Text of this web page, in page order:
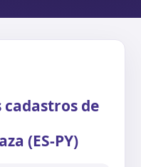
cadastros de
(ES-PY)